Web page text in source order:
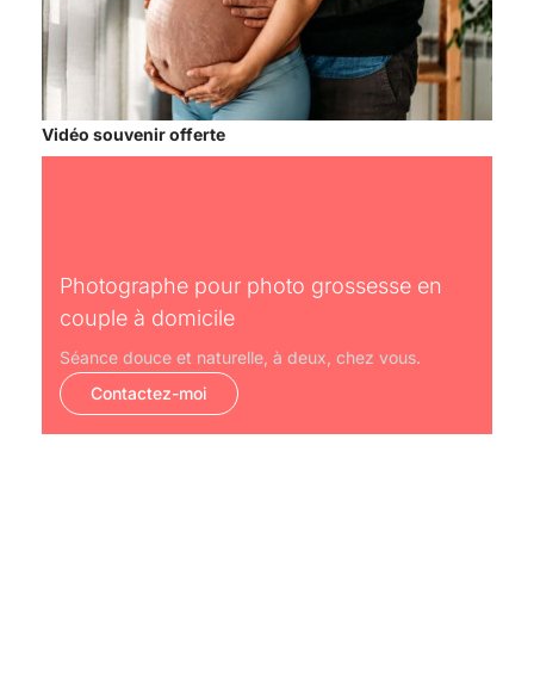
Vidéo souvenir offerte
Photographe pour photo grossesse en
couple à domicile
Séance douce et naturelle, à deux, chez vous.
Contactez-moi